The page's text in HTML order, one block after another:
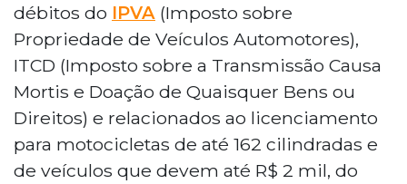
débitos do IPVA (Imposto sobre
Propriedade de Veículos Automotores),
ITCD (Imposto sobre a Transmissão Causa
Mortis e Doação de Quaisquer Bens ou
Direitos) e relacionados ao licenciamento
para motocicletas de até 162 cilindradas e
de veículos que devem até R$ 2 mil, do